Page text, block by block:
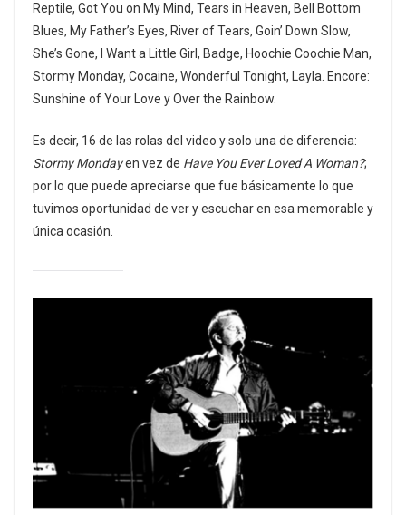
Reptile, Got You on My Mind, Tears in Heaven, Bell Bottom
Blues, My Father’s Eyes, River of Tears, Goin’ Down Slow,
She’s Gone, I Want a Little Girl, Badge, Hoochie Coochie Man,
Stormy Monday, Cocaine, Wonderful Tonight, Layla. Encore:
Sunshine of Your Love y Over the Rainbow.
Es decir, 16 de las rolas del video y solo una de diferencia:
Stormy Mondayen vez de Have You Ever Loved A Woman?;
por lo que puede apreciarse que fue básicamente lo que
tuvimos oportunidad de ver y escuchar en esa memorable y
única ocasión.